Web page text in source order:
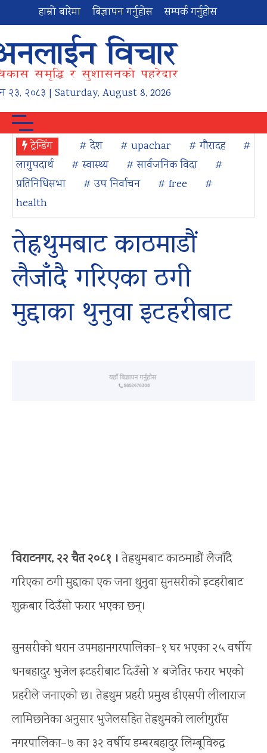
हाम्रो बारेमा बिज्ञापन गर्नुहोस सम्पर्क गर्नुहोस
२३, २०८३ | Saturday, August 8, 2026
ट्रेन्डिंग # देश # upachar # गौरादह
#
लागुपदार्थ
# स्वास्थ्य # सार्वजनिक विदा
#
प्रतिनिधिसभा
# उप निर्वाचन # free
#
health
तेह्रथुमबाट काठमाडौं
लैजाँदै गरिएका ठगी
मुद्दाका थुनुवा इटहरीबाट
विराटनगर, २२ चैत २०८१ । तेह्रथुमबाट काठमाडौं लैजाँदै
गरिएका ठगी मुद्दाका एक जना थुनुवा सुनसरीको इटहरीबाट
शुक्रबार दिउँसो फरार भएका छन्।
सुनसरीको धरान उपमहानगरपालिका–१ घर भएका २५ वर्षीय
धनबहादुर भुजेल इटहरीबाट दिउँसो ४ बजेतिर फरार भएको
प्रहरीले जनाएको छ। तेह्रथुम प्रहरी प्रमुख डीएसपी लीलाराज
लामिछानेका अनुसार भुजेलसहित तेह्रथुमको लालीगुराँस
नगरपालिका–७ का ३२ वर्षीय डम्बरबहादुर लिम्बूविरुद्ध